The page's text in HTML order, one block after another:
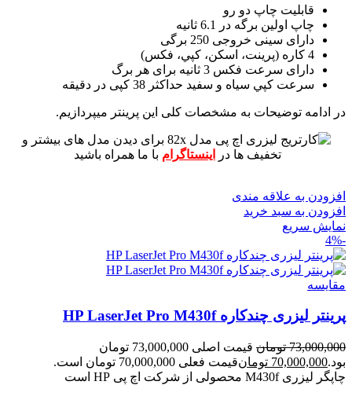
قابلیت چاپ دو رو
چاپ اولین برگه در 6.1 ثانیه
دارای سینی خروجی 250 برگی
4 کاره (پرينت، اسکن، کپي، فکس)
دارای سرعت فکس 3 ثانیه برای هر برگ
سرعت کپي سياه و سفيد حداکثر 38 کپی در دقیقه
در ادامه توضیحات به مشخصات کلی این پرینتر میپردازیم.
برای دیدن مدل های بیشتر و
تخفیف ها در
اینستاگرام با ما همراه باشید
افزودن به علاقه مندی
افزودن به سبد خرید
نمایش سریع
-4%
مقايسه
پرینتر لیزری چندکاره HP LaserJet Pro M430f
73,000,000 تومان
قیمت اصلی 73,000,000 تومان
بود.70,000,000 تومانقیمت فعلی 70,000,000 تومان است.
چاپگر لیزری M430f محصولی از شرکت اچ پی HP است